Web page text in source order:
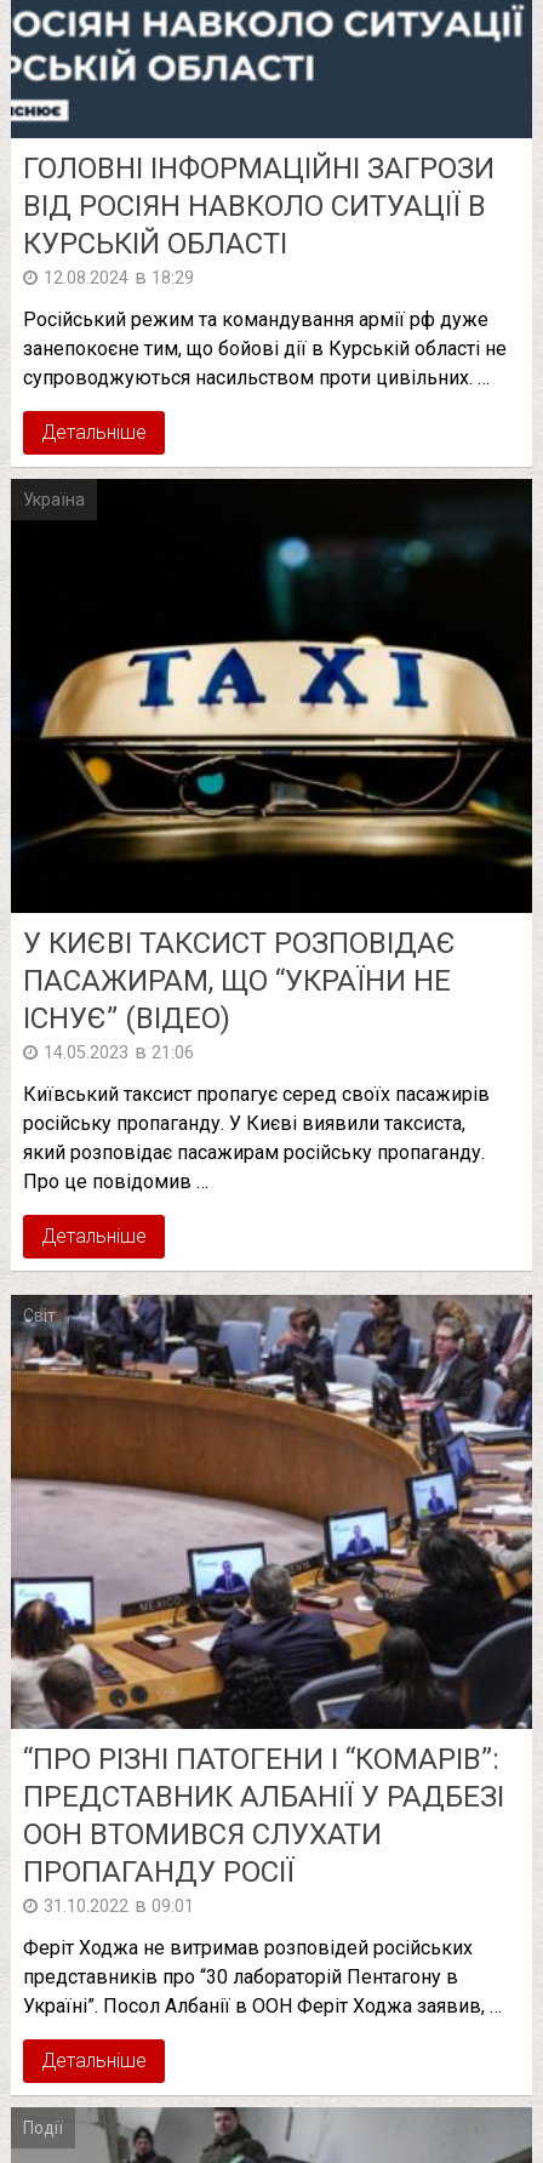
ГОЛОВНІ ІНФОРМАЦІЙНІ ЗАГРОЗИ
ВІД РОСІЯН НАВКОЛО СИТУАЦІЇ В
КУРСЬКІЙ ОБЛАСТІ
12.08.2024 в 18:29
Російський режим та командування армії рф дуже
занепокоєне тим, що бойові дії в Курській області не
супроводжуються насильством проти цивільних. …
Детальніше
Україна
У КИЄВІ ТАКСИСТ РОЗПОВІДАЄ
ПАСАЖИРАМ, ЩО “УКРАЇНИ НЕ
ІСНУЄ” (ВІДЕО)
14.05.2023 в 21:06
Київський таксист пропагує серед своїх пасажирів
російську пропаганду. У Києві виявили таксиста,
який розповідає пасажирам російську пропаганду.
Про це повідомив …
Детальніше
Світ
“ПРО РІЗНІ ПАТОГЕНИ І “КОМАРІВ”:
ПРЕДСТАВНИК АЛБАНІЇ У РАДБЕЗІ
ООН ВТОМИВСЯ СЛУХАТИ
ПРОПАГАНДУ РОСІЇ
31.10.2022 в 09:01
Феріт Ходжа не витримав розповідей російських
представників про “30 лабораторій Пентагону в
Україні”. Посол Албанії в ООН Феріт Ходжа заявив, …
Детальніше
Події